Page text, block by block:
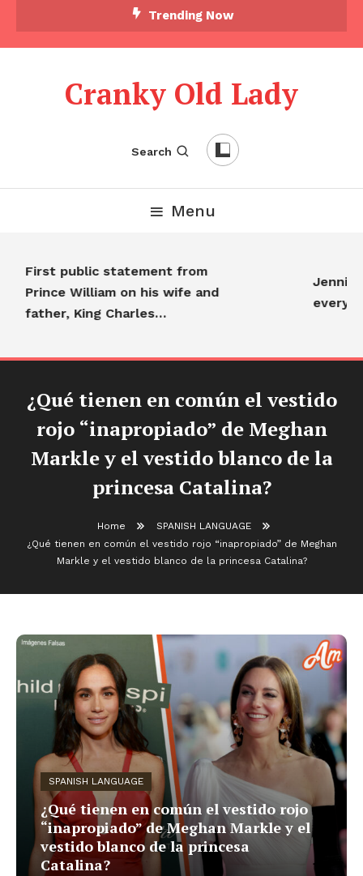
Trending Now
Cranky Old Lady
Search
Menu
First public statement from
Prince William on his wife and
father, King Charles…
¿Qué tienen en común el vestido
rojo “inapropiado” de Meghan
Markle y el vestido blanco de la
princesa Catalina?
Home
SPANISH LANGUAGE
¿Qué tienen en común el vestido rojo “inapropiado” de Meghan
Markle y el vestido blanco de la princesa Catalina?
SPANISH LANGUAGE
¿Qué tienen en común el vestido rojo
“inapropiado” de Meghan Markle y el
vestido blanco de la princesa
Catalina?